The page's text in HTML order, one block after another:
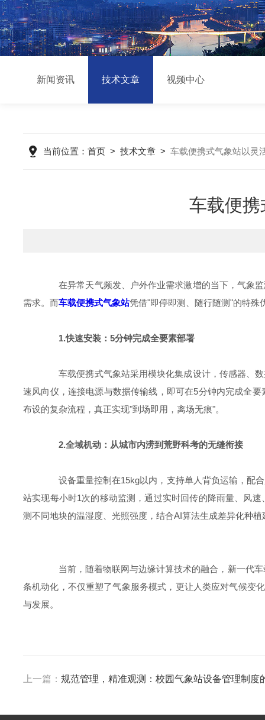
新闻资讯 技术文章 视频中心
当前位置： 首页 > 技术文章 > 车载便携式气象站以灵
车载便
在异常天气频发、户外作业需求激增的当下，气象监
需求。而车载便携式气象站凭借"即停即测、随行随测"的特殊
1.快速安装：5分钟完成全要素部署
车载便携式气象站采用模块化集成设计，传感器、数
速风向仪，连接电源与数据传输线，即可在5分钟内完成全
布设的复杂流程，真正实现"到场即用，离场无痕"。
2.全域机动：从城市内涝到荒野科考的无缝衔接
设备重量控制在15kg以内，支持单人背负运输，配合
站实现每小时1次的移动监测，通过实时回传的降雨量、风
测不同地块的温湿度、光照强度，结合AI算法生成差异化种
当前，随着物联网与边缘计算技术的融合，新一代车
条机动化，不仅重塑了气象服务模式，更让人类应对气候变
与发展。
上一篇： 规范管理，精准观测：校园气象站设备管理制度